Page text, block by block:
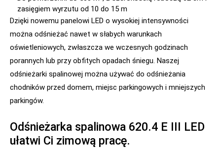
zasięgiem wyrzutu od 10 do 15 m
Dzięki nowemu panelowi LED o wysokiej intensywności
można odśnieżać nawet w słabych warunkach
oświetleniowych, zwłaszcza we wczesnych godzinach
porannych lub przy obfitych opadach śniegu. Naszej
odśnieżarki spalinowej można używać do odśnieżania
chodników przed domem, miejsc parkingowych i mniejszych
parkingów.
Odśnieżarka spalinowa 620.4 E III LED
ułatwi Ci zimową pracę.